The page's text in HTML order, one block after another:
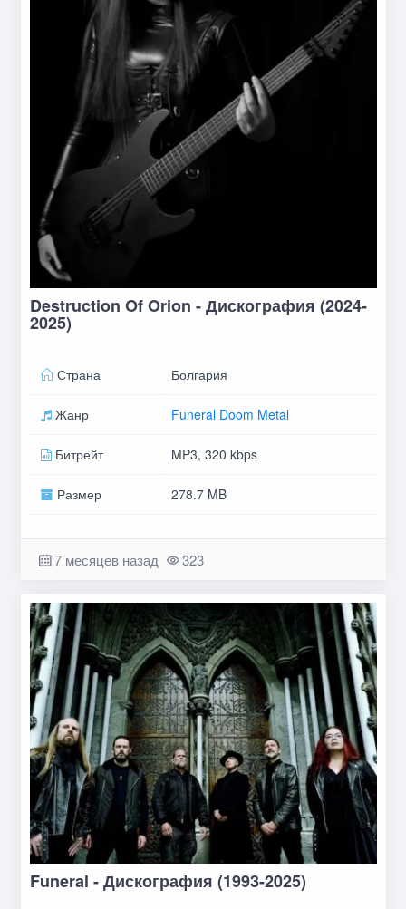
Destruction Of Orion - Дискография (2024-
2025)
Страна Болгария
Жанр Funeral Doom Metal
Битрейт MP3, 320 kbps
Размер 278.7 MB
7 месяцев назад 323
Funeral - Дискография (1993-2025)